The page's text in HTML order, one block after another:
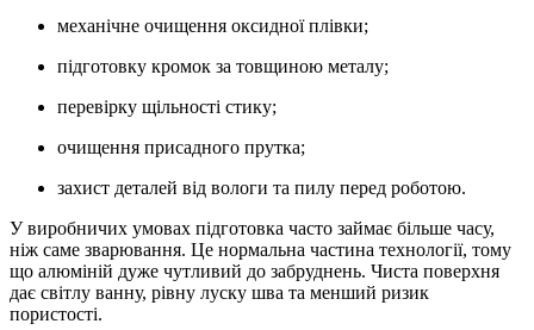
механічне очищення оксидної плівки;
підготовку кромок за товщиною металу;
перевірку щільності стику;
очищення присадного прутка;
захист деталей від вологи та пилу перед роботою.
У виробничих умовах підготовка часто займає більше часу,
ніж саме зварювання. Це нормальна частина технології, тому
що алюміній дуже чутливий до забруднень. Чиста поверхня
дає світлу ванну, рівну луску шва та менший ризик
пористості.